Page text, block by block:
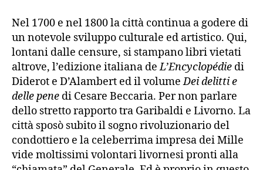
Nel 1700 e nel 1800 la città continua a godere di
un notevole sviluppo culturale ed artistico. Qui,
lontani dalle censure, si stampano libri vietati
altrove, l’edizione italiana deL’Encyclopédie di
Diderot e D’Alambert ed il volumeDei delitti e
delle pene di Cesare Beccaria. Per non parlare
dello stretto rapporto tra Garibaldi e Livorno. La
città sposò subito il sogno rivoluzionario del
condottiero e la celeberrima impresa dei Mille
vide moltissimi volontari livornesi pronti alla